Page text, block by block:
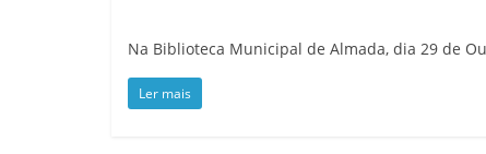
Na Biblioteca Municipal de Almada, dia 29 de
Ler mais